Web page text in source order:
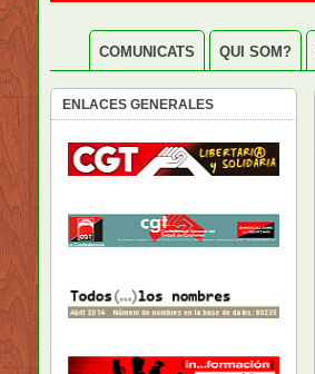
COMUNICATS QUI SOM?
ENLACES GENERALES